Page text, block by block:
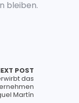
bleiben.
POST
das
Martín